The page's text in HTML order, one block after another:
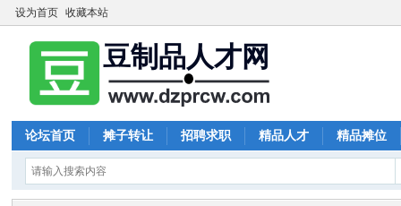
设为首页 收藏本站
论坛首页 摊子转让 招聘求职 精品人才 精品摊位